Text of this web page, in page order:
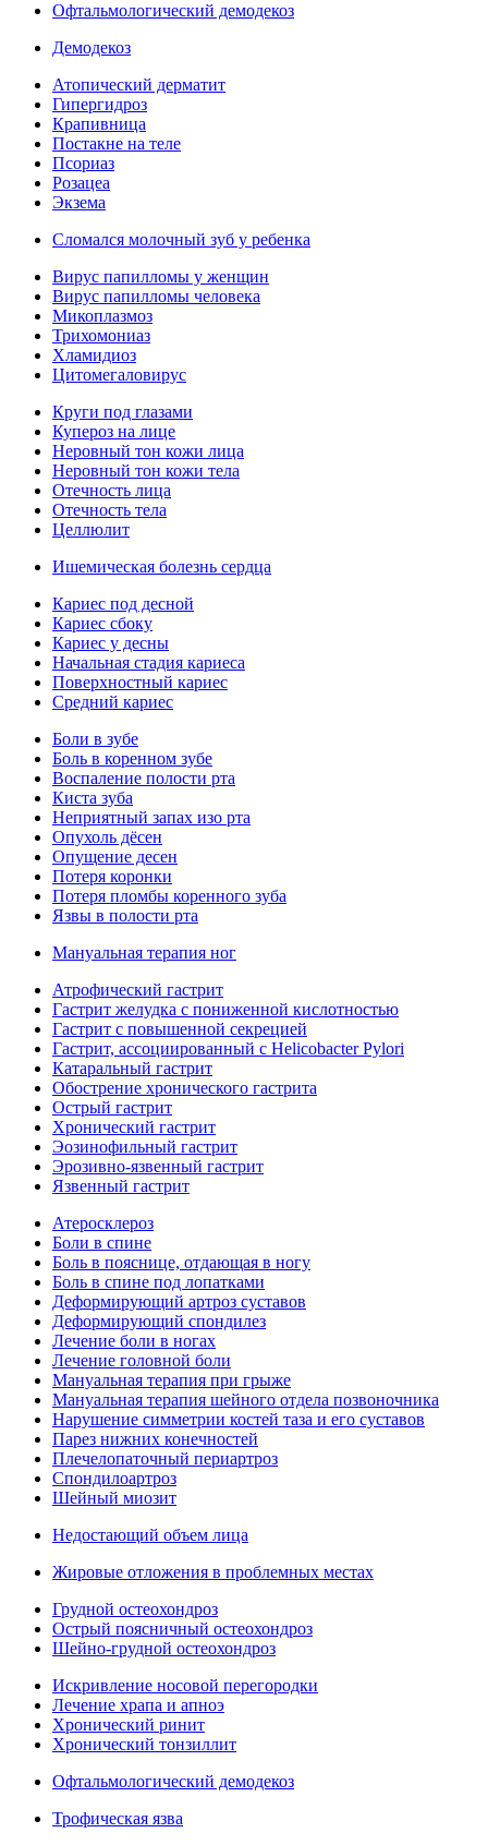
Офтальмологический демодекоз
Демодекоз
Атопический дерматит
Гипергидроз
Крапивница
Постакне на теле
Псориаз
Розацеа
Экзема
Сломался молочный зуб у ребенка
Вирус папилломы у женщин
Вирус папилломы человека
Микоплазмоз
Трихомониаз
Хламидиоз
Цитомегаловирус
Круги под глазами
Купероз на лице
Неровный тон кожи лица
Неровный тон кожи тела
Отечность лица
Отечность тела
Целлюлит
Ишемическая болезнь сердца
Кариес под десной
Кариес сбоку
Кариес у десны
Начальная стадия кариеса
Поверхностный кариес
Средний кариес
Боли в зубе
Боль в коренном зубе
Воспаление полости рта
Киста зуба
Неприятный запах изо рта
Опухоль дёсен
Опущение десен
Потеря коронки
Потеря пломбы коренного зуба
Язвы в полости рта
Мануальная терапия ног
Атрофический гастрит
Гастрит желудка с пониженной кислотностью
Гастрит с повышенной секрецией
Гастрит, ассоциированный с Helicobacter Pylori
Катаральный гастрит
Обострение хронического гастрита
Острый гастрит
Хронический гастрит
Эозинофильный гастрит
Эрозивно-язвенный гастрит
Язвенный гастрит
Атеросклероз
Боли в спине
Боль в пояснице, отдающая в ногу
Боль в спине под лопатками
Деформирующий артроз суставов
Деформирующий спондилез
Лечение боли в ногах
Лечение головной боли
Мануальная терапия при грыже
Мануальная терапия шейного отдела позвоночника
Нарушение симметрии костей таза и его суставов
Парез нижних конечностей
Плечелопаточный периартроз
Спондилоартроз
Шейный миозит
Недостающий объем лица
Жировые отложения в проблемных местах
Грудной остеохондроз
Острый поясничный остеохондроз
Шейно-грудной остеохондроз
Искривление носовой перегородки
Лечение храпа и апноэ
Хронический ринит
Хронический тонзиллит
Офтальмологический демодекоз
Трофическая язва